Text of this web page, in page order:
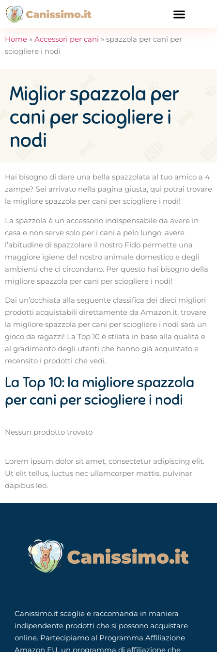
Home » Accessori per cani » spazzola per cani per
sciogliere i nodi
Miglior spazzola per
cani per sciogliere i
nodi
Hai bisogno di dare una bella spazzolata al tuo amico a 4
zampe? Sei arrivato nella pagina giusta, qui potrai trovare
la migliore spazzola per cani per sciogliere i nodi!
La spazzola è un accessorio indispensabile da avere in
casa e non serve solo per i cani a pelo lungo: avere
l’abitudine di spazzolare il nostro Fido permette una
maggiore igiene del nostro animale domestico e degli
ambienti che ci circondano. Per questo hai bisogno della
migliore spazzola per cani per sciogliere i nodi!
Dai un’occhiata alla seguente classifica dei dieci migliori
prodotti acquistabili direttamente da Amazon.it, trovare
la migliore spazzola per cani per sciogliere i nodi sarà un
gioco da ragazzi! La Top 10 è stilata in base alla qualità e
al gradimento degli utenti che hanno già acquistato e
recensito i prodotti che vedi.
La Top 10: la migliore spazzola
per cani per sciogliere i nodi
Nessun prodotto trovato
Lorem ipsum dolor sit amet, consectetur adipiscing elit.
Ut elit tellus, luctus nec ullamcorper mattis, pulvinar
dapibus leo.
Canissimo.it sceglie e raccomanda in maniera
indipendente prodotti che si possono acquistare
online. Partecipiamo al Programma Affiliazione
Amazon EU, un programma di affiliazione che